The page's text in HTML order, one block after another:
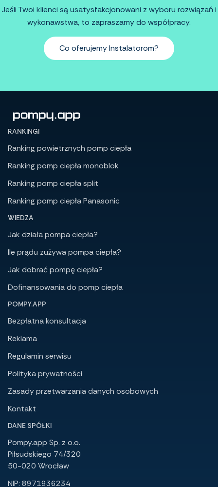
Jeśli Twoi klienci są usatysfakcjonowani z wyboru rozwiązań i
wykonawstwa, to zapraszamy do współpracy.
Co oferujemy Instalatorom?
RANKINGI
Ranking powietrznych pomp ciepła
Ranking pomp ciepła monoblok
Ranking pomp ciepła split
Ranking pomp ciepła Panasonic
WIEDZA
Jak działa pompa ciepła?
Ile prądu zużywa pompa ciepła?
Jak dobrać pompę ciepła?
Dofinansowania do pomp ciepła
POMPY.APP
Bezpłatna konsultacja
Reklama
Regulamin serwisu
Polityka prywatności
Zasady przetwarzania danych osobowych
Kontakt
DANE SPÓŁKI
Pompy.app Sp. z o.o.
Piłsudskiego 74/320
50-020 Wrocław
NIP: 8971936234